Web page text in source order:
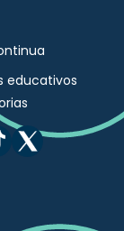
educativos